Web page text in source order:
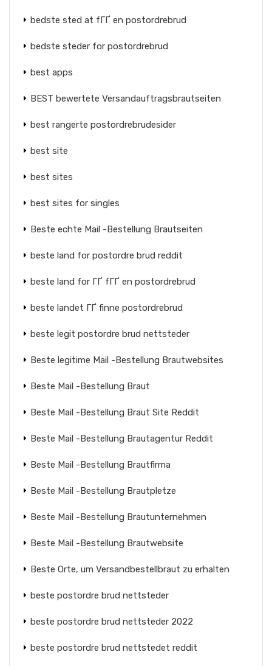
bedste sted at fГҐ en postordrebrud
bedste steder for postordrebrud
best apps
BEST bewertete Versandauftragsbrautseiten
best rangerte postordrebrudesider
best site
best sites
best sites for singles
Beste echte Mail -Bestellung Brautseiten
beste land for postordre brud reddit
beste land for ГҐ fГҐ en postordrebrud
beste landet ГҐ finne postordrebrud
beste legit postordre brud nettsteder
Beste legitime Mail -Bestellung Brautwebsites
Beste Mail -Bestellung Braut
Beste Mail -Bestellung Braut Site Reddit
Beste Mail -Bestellung Brautagentur Reddit
Beste Mail -Bestellung Brautfirma
Beste Mail -Bestellung Brautpletze
Beste Mail -Bestellung Brautunternehmen
Beste Mail -Bestellung Brautwebsite
Beste Orte, um Versandbestellbraut zu erhalten
beste postordre brud nettsteder
beste postordre brud nettsteder 2022
beste postordre brud nettstedet reddit